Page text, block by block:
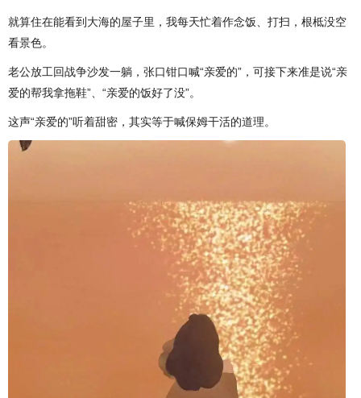
就算住在能看到大海的屋子里，我每天忙着作念饭、打扫，根柢没空
看景色。
老公放工回战争沙发一躺，张口钳口喊“亲爱的”，可接下来准是说“亲
爱的帮我拿拖鞋”、“亲爱的饭好了没”。
这声“亲爱的”听着甜密，其实等于喊保姆干活的道理。